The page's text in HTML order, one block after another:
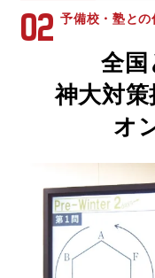
02 予備校・塾と
全国
神大対策
オ